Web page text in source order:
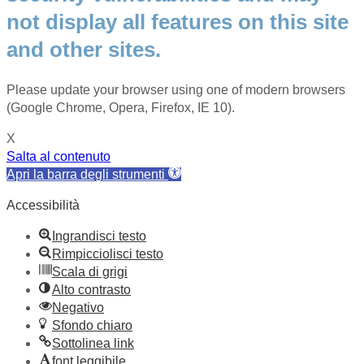
not display all features on this site
and other sites.
Please update your browser using one of modern browsers
(Google Chrome, Opera, Firefox, IE 10).
X
Salta al contenuto
Apri la barra degli strumenti
Accessibilità
Ingrandisci testo
Rimpicciolisci testo
Scala di grigi
Alto contrasto
Negativo
Sfondo chiaro
Sottolinea link
font leggibile